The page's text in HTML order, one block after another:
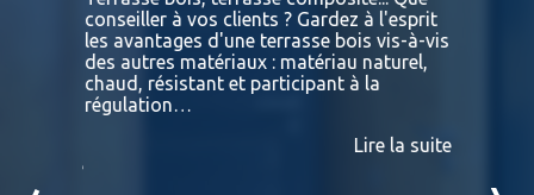
la suite
conseiller à vos clients ? Gardez à l'esprit
les avantages d'une terrasse bois vis-à-vis
des autres matériaux : matériau naturel,
chaud, résistant et participant à la
régulation…
Lire la suite